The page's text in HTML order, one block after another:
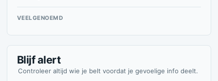
VEELGENOEMD
Blijf alert
Controleer altijd wie je belt voordat je gevoelige info deelt.